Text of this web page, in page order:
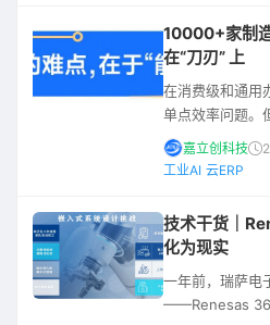
创副总裁赵青与华为中国数字能源智
10000+家制
在“刀刃” 上
在消费级和通用
单点效率问题。
往往连接订单、
储和交付，落地
工业AI进入“深
期，在由36氪主
庄AI+产业大会
绕“AI
嘉立创科技
工业AI 云ERP
技术干货｜
化为现实
一年前，瑞萨电
——Renesas